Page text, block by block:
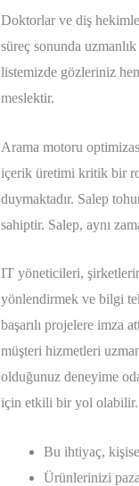
Doktorlar ve diş
süreç sonunda
listemizde gözleriniz
meslektir.
Arama motoru
içerik üretimi kritik bir
duymaktadır. Salep
sahiptir. Salep, aynı
IT yöneticileri,
yönlendirmek ve bilgi
başarılı projelere imza
müşteri hizmetleri
olduğunuz deneyime
için etkili bir yol olabilir.
Bu ihtiyaç,
Ürünlerinizi